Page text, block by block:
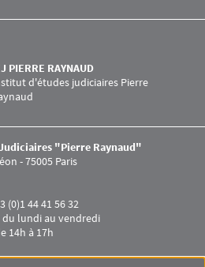
d'études judiciaires Pierre
PIERRE RAYNAUD
"Pierre Raynaud"
- 75005 Paris
(0)1 44 41 56 32
lundi au vendredi
14h à 17h